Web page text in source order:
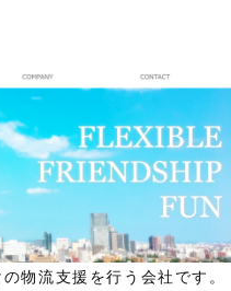
物流支援を行う会社です。